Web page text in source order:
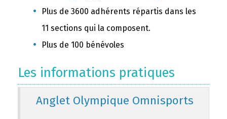
Plus de 3600 adhérents répartis dans les
11 sections qui la composent.
Plus de 100 bénévoles
Les informations pratiques
Anglet Olympique Omnisports